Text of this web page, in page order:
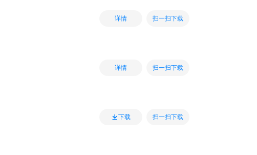
详情 扫一扫下载
详情 扫一扫下载
下载 扫一扫下载